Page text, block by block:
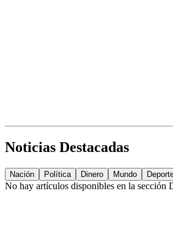
Noticias Destacadas
Nación Política Dinero Mundo
No hay artículos disponibles en la sección